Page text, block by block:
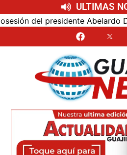
ULTIMAS
presidente Abelardo De la